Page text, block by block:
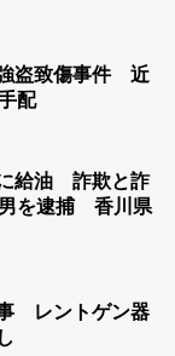
盗致傷事件 近
配
給油 詐欺と詐
を逮捕 香川県
レントゲン器